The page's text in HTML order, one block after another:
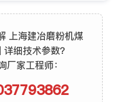
上海建冶磨粉机煤
细技术参数？
家工程师：